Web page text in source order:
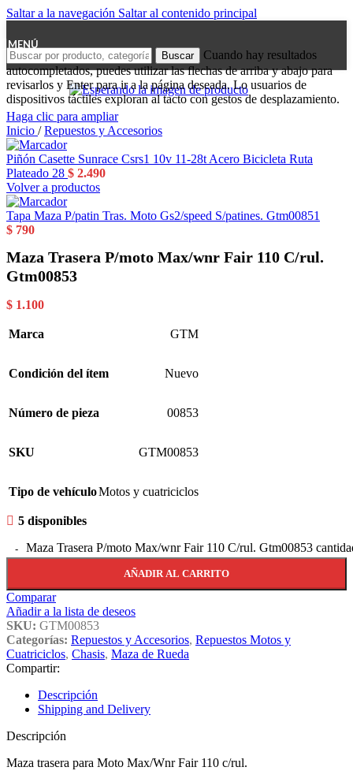
Saltar a la navegación Saltar al contenido principal
MENÚ
Buscar
Cuando hay resultados
autocompletados, puedes utilizar las flechas de arriba y abajo para
revisarlos y Enter para ir a la página deseada. Lo usuarios de
dispositivos táctiles exploran al tacto con gestos de desplazamiento.
Haga clic para ampliar
Inicio / Repuestos y Accesorios
Piñón Casette Sunrace Csrs1 10v 11-28t Acero Bicicleta Ruta
Plateado 28 $ 2.490
Volver a productos
Tapa Maza P/patin Tras. Moto Gs2/speed S/patines. Gtm00851
$ 790
Maza Trasera P/moto Max/wnr Fair 110 C/rul.
Gtm00853
$ 1.100
Marca GTM
Condición del ítem Nuevo
Número de pieza 00853
SKU GTM00853
Tipo de vehículoMotos y cuatriciclos
5 disponibles
Maza Trasera P/moto Max/wnr Fair 110 C/rul. Gtm00853
AÑADIR AL CARRITO
Comparar
Añadir a la lista de deseos
SKU: GTM00853
Categorías: Repuestos y Accesorios, Repuestos Motos y
Cuatriciclos, Chasis, Maza de Rueda
Compartir:
Descripción
Shipping and Delivery
Descripción
Maza trasera para Moto Max/Wnr Fair 110 c/rul.